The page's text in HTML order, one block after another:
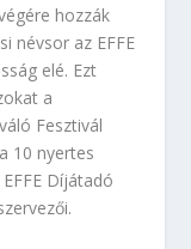
hozzák
névsor az EFFE
elé. Ezt
a
Fesztivál
10 nyertes
Díjátadó